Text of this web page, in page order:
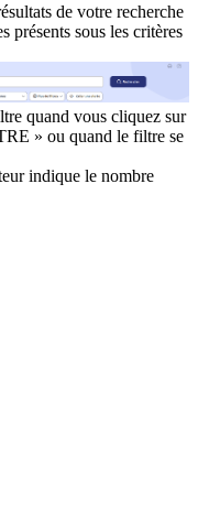
de votre recherche
présents sous les critères
quand vous cliquez sur
» ou quand le filtre se
indique le nombre